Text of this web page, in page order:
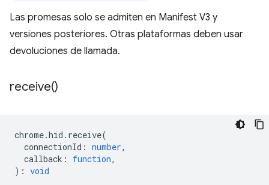
Las promesas solo se admiten en Manifest V3 y
versiones posteriores. Otras plataformas deben usar
devoluciones de llamada.
receive()
chrome.hid . receive(
connectionId : number,
callback : function,
) : void